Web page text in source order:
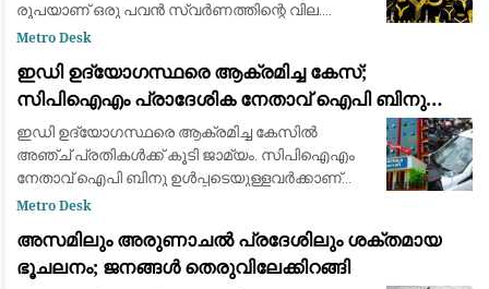
രൂപയാണ് ഒരു പവന്‍ സ്വര്‍ണത്തിന്റെ വില.
ഗ്രാമിന് ആനുപാതികമായി 265 രൂപയാണ്
Metro Desk
ഇഡി ഉദ്യോഗസ്ഥരെ ആക്രമിച്ച കേസ്;
സിപിഐഎം പ്രാദേശിക നേതാവ് ഐപി ബിനു
ഉള്‍പ്പടെ അഞ്ച് പ്രതികള്‍ക്ക് ജാമ്യം
ഇഡി ഉദ്യോഗസ്ഥരെ ആക്രമിച്ച കേസില്‍
അഞ്ച് പ്രതികള്‍ക്ക് കൂടി ജാമ്യം. സിപിഐഎം
നേതാവ് ഐപി ബിനു ഉള്‍പ്പടെയുള്ളവര്‍ക്കാണ്
ഹൈക്കോടതി ജാമ്യം അനുവദിച്ചത്. ഇതോടെ
ഡി
Metro Desk
അസമിലും അരുണാചൽ പ്രദേശിലും ശക്തമായ
ഭൂചലനം; ജനങ്ങൾ തെരുവിലേക്കിറങ്ങി